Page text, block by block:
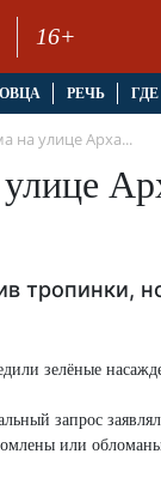
16+
РЕЧЬ ГДЕ
на улице Арха...
тропинки,
зелёные
запрос
или